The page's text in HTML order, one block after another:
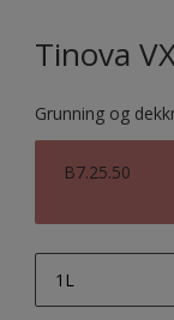
Tinova
Grunning og
B7.25.50
1L